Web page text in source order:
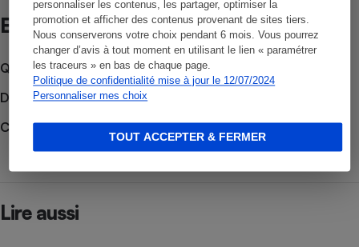
personnaliser les contenus, les partager, optimiser la
promotion et afficher des contenus provenant de sites tiers.
Nous conserverons votre choix pendant 6 mois. Vous pourrez
changer d’avis à tout moment en utilisant le lien « paramétrer
les traceurs » en bas de chaque page.
Politique de confidentialité mise à jour le 12/07/2024
Personnaliser mes choix
TOUT ACCEPTER & FERMER
Et aussi
Que faire en cas de litige ?
Découvrir le forum
Consulter nos Actualités
Lire aussi